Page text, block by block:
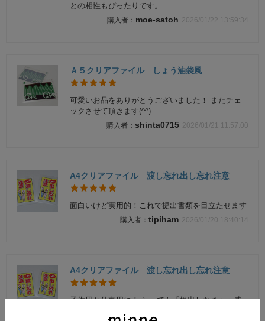
との相性もぴったりです。
moe-satoh 2026/01/22 13:59:34
Ａ５クリアファイル しょう油袋風
可愛いお品をありがとうございました！ またチェ
ックさせて頂きます(^^)
shinta0715 2026/01/21 11:57:00
A4クリアファイル 渡し忘れ出し忘れ注意
面白いけど実用的！これで提出書類を目立たせます
tipiham 2026/01/20 18:40:14
A4クリアファイル 渡し忘れ出し忘れ注意
子供用と仕事用に！ とっても「提出しなきゃ」感